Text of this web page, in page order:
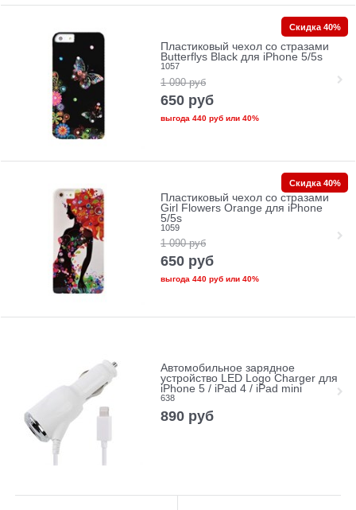
Пластиковый чехол со стразами
Butterflys Black для iPhone 5/5s
1057
1 090 руб
650 руб
выгода 440 рубили 40%
Скидка 40%
Пластиковый чехол со стразами
Girl Flowers Orange для iPhone
5/5s
1059
1 090 руб
650 руб
выгода 440 рубили 40%
Скидка 40%
Автомобильное зарядное
устройство LED Logo Charger для
iPhone 5 / iPad 4 / iPad mini
638
890 руб